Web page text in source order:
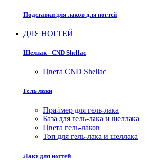
Подставки для лаков для ногтей
ДЛЯ НОГТЕЙ
Шеллак - CND Shellac
Цвета CND Shellac
Гель-лаки
Праймер для гель-лака
База для гель-лака и шеллака
Цвета гель-лаков
Топ для гель-лака и шеллака
Лаки для ногтей